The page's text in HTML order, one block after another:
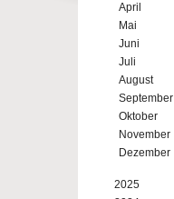
April
Mai
Juni
Juli
August
September
Oktober
November
Dezember
2025